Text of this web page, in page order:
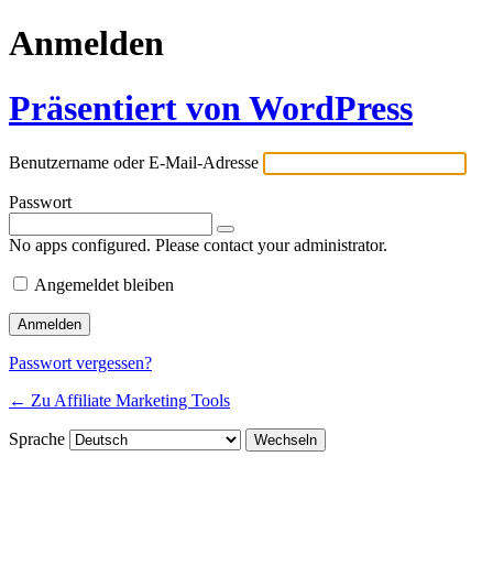
Anmelden
Präsentiert von WordPress
Benutzername oder E-Mail-Adresse
Passwort
No apps configured. Please contact your administrator.
Angemeldet bleiben
Passwort vergessen?
← Zu Affiliate Marketing Tools
Sprache